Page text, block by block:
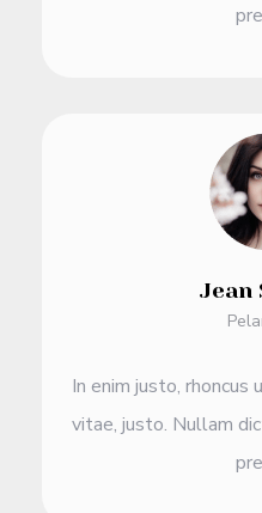
Jean
In enim justo, rhoncus
vitae, justo. Nullam